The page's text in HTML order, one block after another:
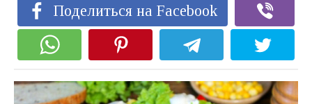
Поделиться на Facebook